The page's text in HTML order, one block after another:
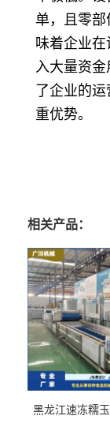
单，且零
味着企业
入大量资
了企业的
重优势。
相关产品：
黑龙江速冻糯